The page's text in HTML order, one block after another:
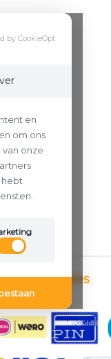
by CookieOpt
en
om ons
onze
hebt